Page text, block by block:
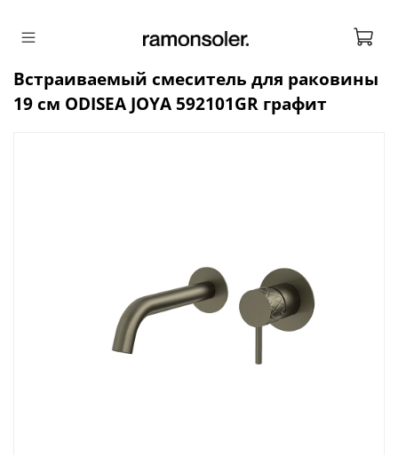
Встраиваемый смеситель для раковины
19 см ODISEA JOYA 592101GR графит